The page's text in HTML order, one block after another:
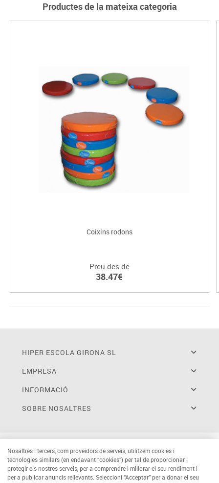
Productes de la mateixa categoria
Coixins rodons
Preu des de
38.47€
HIPER ESCOLA GIRONA SL
EMPRESA
INFORMACIÓ
SOBRE NOSALTRES
Nosaltres i tercers, com proveïdors de serveis, utilitzem cookies i
tecnologies similars (en endavant “cookies”) per tal de proporcionar i
protegir els nostres serveis, per a comprendre i millorar el seu rendiment i
per a publicar anuncis rellevants. Seleccioni “Acceptar” per a donar el seu